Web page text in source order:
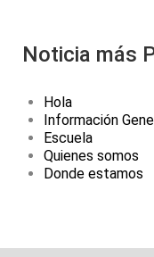
Noticia más
Hola
Información
Escuela
Quienes somos
Donde estamos